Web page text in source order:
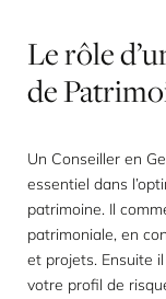
Lerôle
de
Un Conseiller en
essentiel dans
patrimoine. Il
patrimoniale, en
et projets. Ensuite
votre profil de